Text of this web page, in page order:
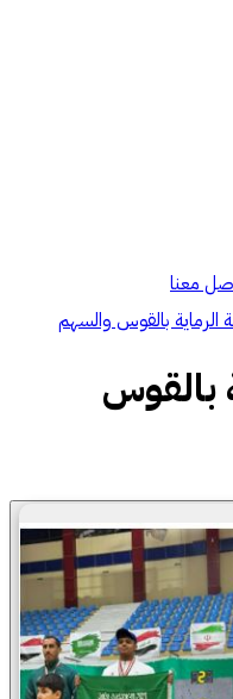
معنا
الرماية بالقوس والسهم
بالقوس